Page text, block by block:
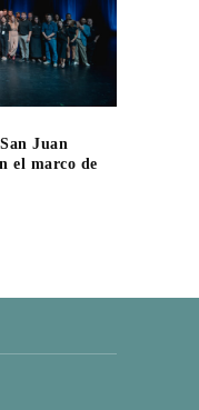
Juan
el marco de